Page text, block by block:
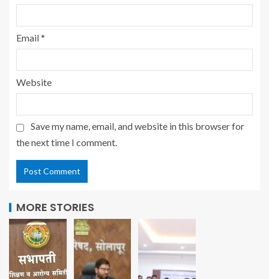
Email*
Website
Save my name, email, and website in this browser for
the next time I comment.
MORE STORIES